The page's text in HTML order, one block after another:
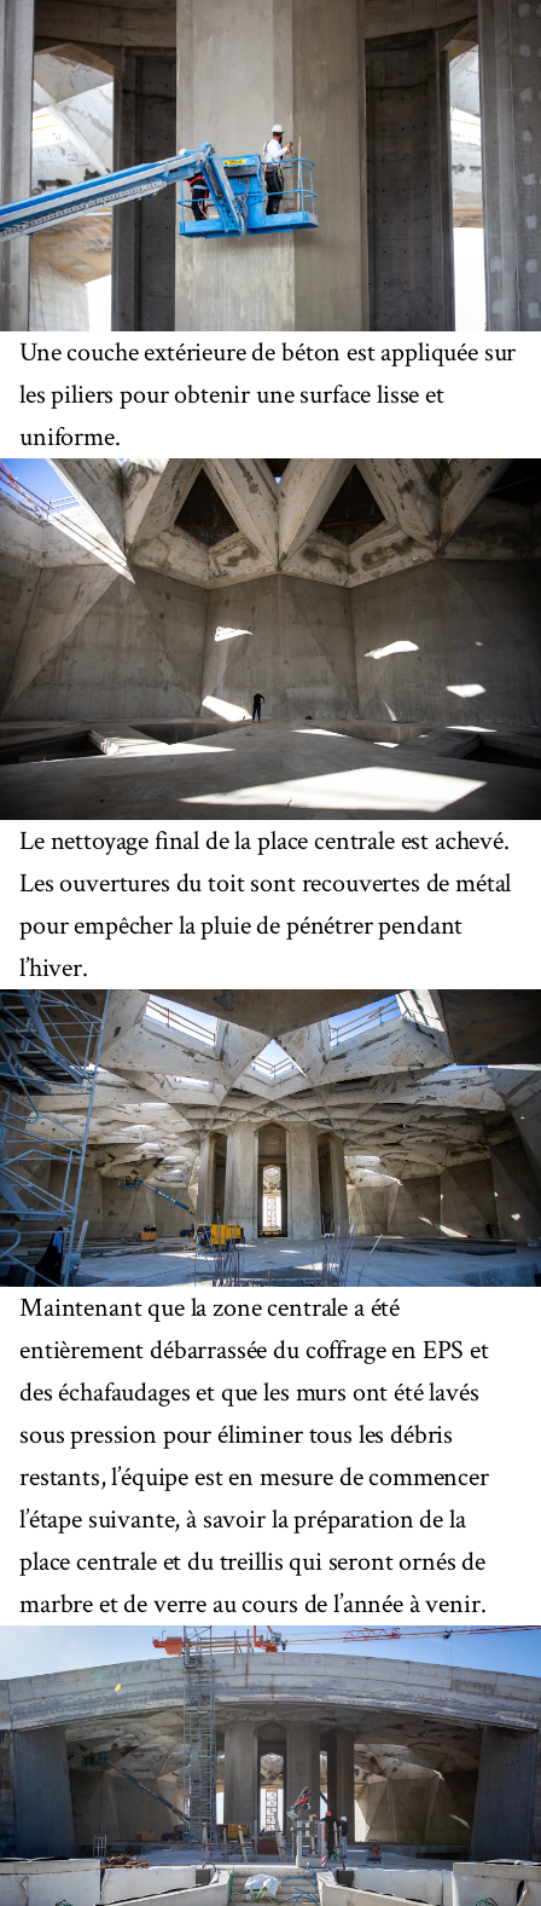
Une couche extérieure de béton est appliquée sur
les piliers pour obtenir une surface lisse et
uniforme.
Le nettoyage final de la place centrale est achevé.
Les ouvertures du toit sont recouvertes de métal
pour empêcher la pluie de pénétrer pendant
l’hiver.
Maintenant que la zone centrale a été
entièrement débarrassée du coffrage en EPS et
des échafaudages et que les murs ont été lavés
sous pression pour éliminer tous les débris
restants, l’équipe est en mesure de commencer
l’étape suivante, à savoir la préparation de la
place centrale et du treillis qui seront ornés de
marbre et de verre au cours de l’année à venir.